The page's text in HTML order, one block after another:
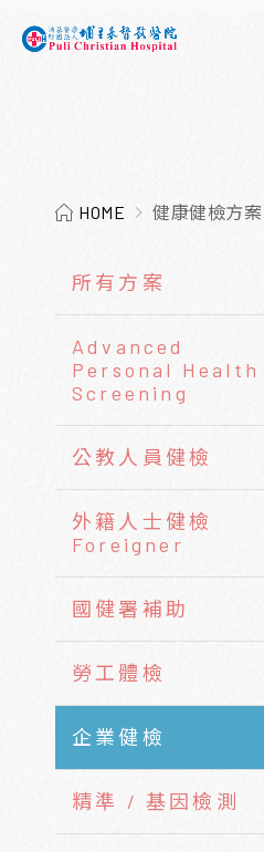
HOME 健康健檢方案
所有方案
Advanced
Personal Health
Screening
公教人員健檢
外籍人士健檢
Foreigner
國健署補助
勞工體檢
企業健檢
精準 / 基因檢測